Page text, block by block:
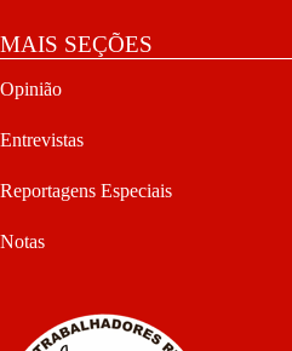
MAIS SEÇÕES
Opinião
Entrevistas
Reportagens Especiais
Notas